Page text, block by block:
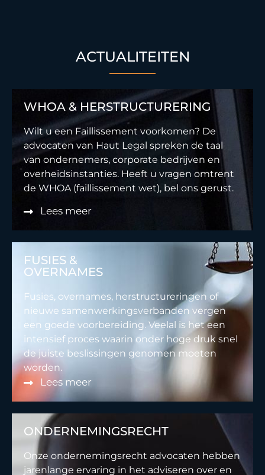
ACTUALITEITEN
WHOA & HERSTRUCTURERING
Wilt u een Faillissement voorkomen? De
advocaten van Haut Legal spreken de taal
van ondernemers, corporate bedrijven en
overheidsinstanties. Heeft u vragen omtrent
de WHOA (faillissement wet), bel ons gerust.
Lees meer
FUSIES &
OVERNAMES
Fusies, overnames, herstructureringen of
nieuwe samenwerkingsverbanden vergen
een goede voorbereiding. Veelal is het een
intensief proces waarin onder hoge druk snel
de juiste beslissingen genomen moeten
worden.
Lees meer
ONDERNEMINGSRECHT
Onze ondernemingsrecht advocaten hebben
jarenlange ervaring in het adviseren over en